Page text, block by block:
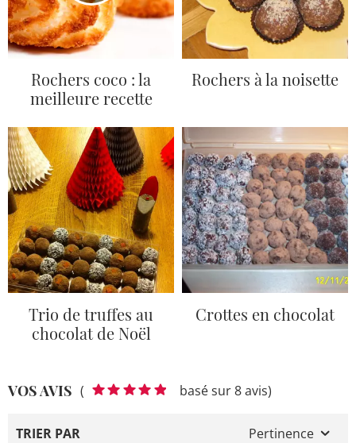
Rochers coco : la
meilleure recette
Rochers à la noisette
Trio de truffes au
chocolat de Noël
Crottes en chocolat
VOS AVIS ( basé sur 8 avis)
TRIER PAR Pertinence